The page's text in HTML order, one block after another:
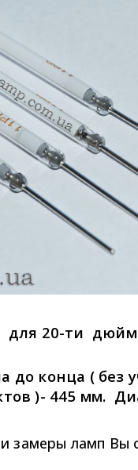
для 20-ти
до конца ( без
)- 445 мм.
замеры ламп Вы